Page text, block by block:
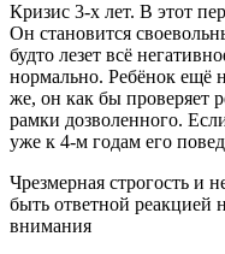
Кризис 3-х лет. В этот
Он становится
будто лезет всё
нормально. Ребёнок ещё
же, он как бы проверяет
рамки дозволенного.
уже к 4-м годам его
Чрезмерная строгость и
быть ответной реакцией
внимания